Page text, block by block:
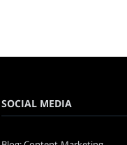
SOCIAL MEDIA